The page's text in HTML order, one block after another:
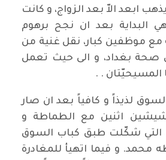
ابعد الاّ بعد الزواج، و كانت
البداية بعد ان نجح برهوم
مع موظفين كبار، نقل غنية من
صحة بغداد، و الى حيث تعمل
. .
لذيذاً و كافياً بعد ان صار
اثنين مع الطماطة و
التي شكّلت طبق كباب السوق
محمد. و فيما اتهيأ للمغادرة